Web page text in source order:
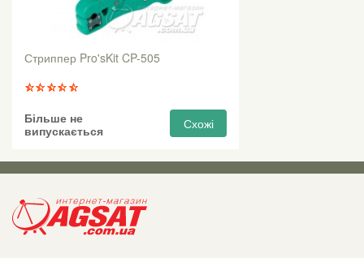
Стриппер Pro'sKit CP-505
Більше не
випускається
Схожі